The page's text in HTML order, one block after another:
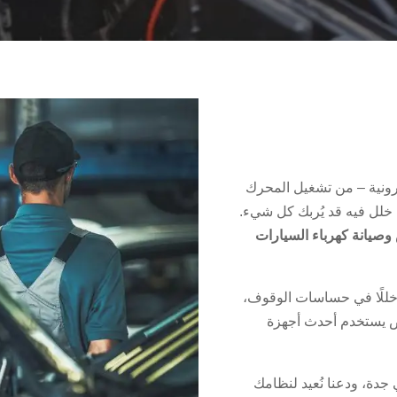
– من تشغيل المحرك
أي خلل فيه قد يُربك كل شيء.
كهرباء السيارات
في حساسات الوقوف،
يستخدم أحدث أجهزة
ودعنا نُعيد لنظامك